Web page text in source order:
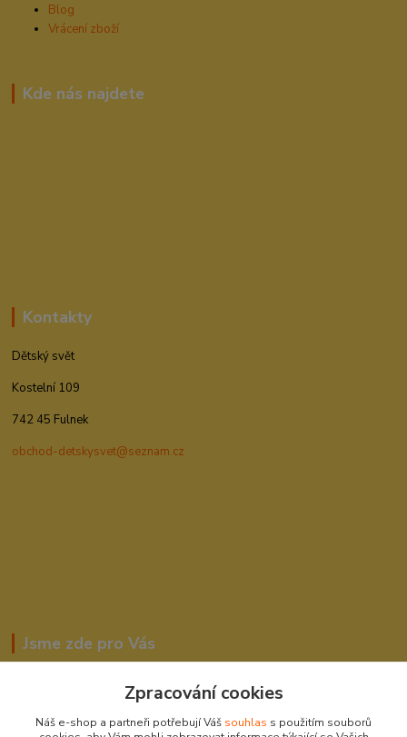
Blog
Vrácení zboží
Kde nás najdete
Kontakty
Dětský svět
Kostelní 109
742 45 Fulnek
obchod-detskysvet@seznam.cz
Jsme zde pro Vás
604278943
Zpracování cookies
Náš e-shop a partneři potřebují Váš souhlas s použitím souborů